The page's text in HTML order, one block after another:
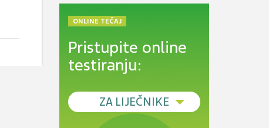
ONLINE TEČAJ
Pristupite online
testiranju:
ZA LIJEČNIKE